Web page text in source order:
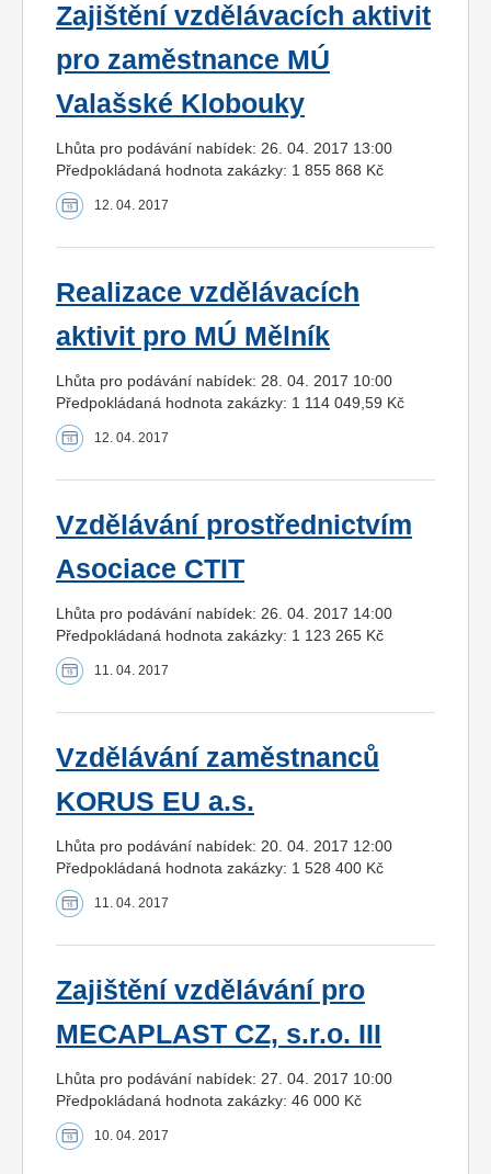
Zajištění vzdělávacích aktivit
pro zaměstnance MÚ
Valašské Klobouky
Lhůta pro podávání nabídek: 26. 04. 2017 13:00
Předpokládaná hodnota zakázky: 1 855 868 Kč
12. 04. 2017
Realizace vzdělávacích
aktivit pro MÚ Mělník
Lhůta pro podávání nabídek: 28. 04. 2017 10:00
Předpokládaná hodnota zakázky: 1 114 049,59 Kč
12. 04. 2017
Vzdělávání prostřednictvím
Asociace CTIT
Lhůta pro podávání nabídek: 26. 04. 2017 14:00
Předpokládaná hodnota zakázky: 1 123 265 Kč
11. 04. 2017
Vzdělávání zaměstnanců
KORUS EU a.s.
Lhůta pro podávání nabídek: 20. 04. 2017 12:00
Předpokládaná hodnota zakázky: 1 528 400 Kč
11. 04. 2017
Zajištění vzdělávání pro
MECAPLAST CZ, s.r.o. III
Lhůta pro podávání nabídek: 27. 04. 2017 10:00
Předpokládaná hodnota zakázky: 46 000 Kč
10. 04. 2017